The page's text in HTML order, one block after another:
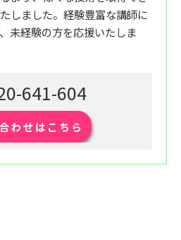
しました。経験豊富な講師に
未経験の方を応援いたしま
641-604
わせはこちら